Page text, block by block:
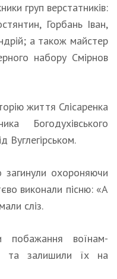
груп верстатників:
Горбань Іван,
а також майстер
набору Смірнов
життя Слісаренка
Богодухівського
Вуглегірськом.
загинули охороняючи
виконали пісню: «А
сліз.
побажання воїнам-
та залишили їх на